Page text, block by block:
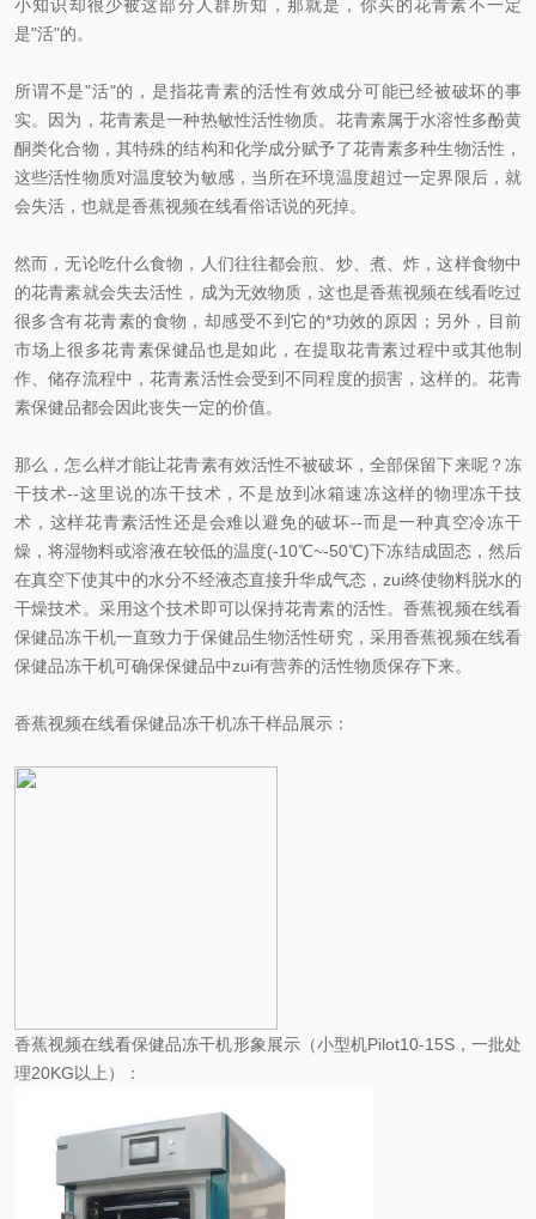
小知识却很少被这部分人群所知，那就是，你买的花青素不一定
是"活"的。
所谓不是"活"的，是指花青素的活性有效成分可能已经被破坏的事
实。因为，花青素是一种热敏性活性物质。花青素属于水溶性多酚黄
酮类化合物，其特殊的结构和化学成分赋予了花青素多种生物活性，
这些活性物质对温度较为敏感，当所在环境温度超过一定界限后，就
会失活，也就是香蕉视频在线看俗话说的死掉。
然而，无论吃什么食物，人们往往都会煎、炒、煮、炸，这样食物中
的花青素就会失去活性，成为无效物质，这也是香蕉视频在线看吃过
很多含有花青素的食物，却感受不到它的*功效的原因；另外，目前
市场上很多花青素保健品也是如此，在提取花青素过程中或其他制
作、储存流程中，花青素活性会受到不同程度的损害，这样的。花青
素保健品都会因此丧失一定的价值。
那么，怎么样才能让花青素有效活性不被破坏，全部保留下来呢？冻
干技术--这里说的冻干技术，不是放到冰箱速冻这样的物理冻干技
术，这样花青素活性还是会难以避免的破坏--而是一种真空冷冻干
燥，将湿物料或溶液在较低的温度(-10℃~-50℃)下冻结成固态，然后
在真空下使其中的水分不经液态直接升华成气态，zui终使物料脱水的
干燥技术。采用这个技术即可以保持花青素的活性。香蕉视频在线看
保健品冻干机一直致力于保健品生物活性研究，采用香蕉视频在线看
保健品冻干机可确保保健品中zui有营养的活性物质保存下来。
香蕉视频在线看保健品冻干机冻干样品展示：
香蕉视频在线看保健品冻干机形象展示（小型机Pilot10-15S，一批处
理20KG以上）：